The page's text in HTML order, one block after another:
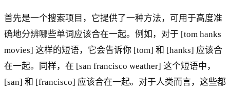
首先是一个搜索项目，它提供了一种方法，可用于高度准
确地分辨哪些单词应该合在一起。例如，对于 [tom hanks
movies] 这样的短语，它会告诉你 [tom] 和 [hanks] 应该合
在一起。同样，在 [san francisco weather] 这个短语中，
[san] 和 [francisco] 应该合在一起。对于人类而言，这些都